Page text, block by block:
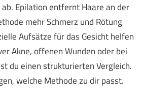
Epilation entfernt Haare an der
mehr Schmerz und Rötung
Aufsätze für das Gesicht helfen
Akne, offenen Wunden oder bei
du einen strukturierten Vergleich.
welche Methode zu dir passt.